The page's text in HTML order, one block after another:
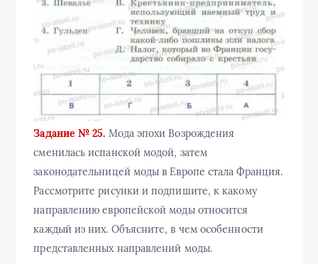
Задание № 25. Мода эпохи Возрождения
сменилась испанской модой, затем
законодательницей моды в Европе стала Франция.
Рассмотрите рисунки и подпишите, к какому
направлению европейской моды относится
каждый из них. Объясните, в чем особенности
представленных направлений моды.